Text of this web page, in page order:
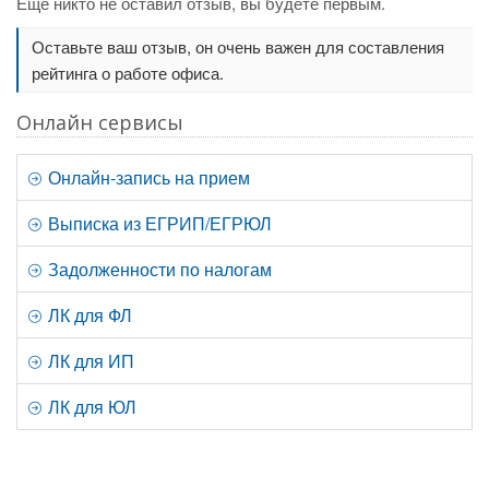
Оставьте ваш отзыв, он очень важен для составления
рейтинга о работе офиса.
Онлайн сервисы
Онлайн-запись на прием
Выписка из ЕГРИП/ЕГРЮЛ
Задолженности по налогам
ЛК для ФЛ
ЛК для ИП
ЛК для ЮЛ